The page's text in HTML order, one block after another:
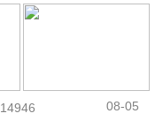
14946 08-05